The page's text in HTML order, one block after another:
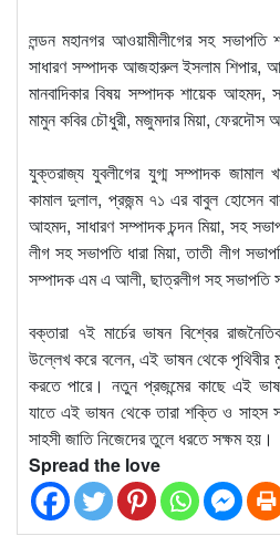
লন্ডন মহানগর আওয়ামীলীগের সহ
সাধারণ সম্পাদক আজহারুল ইসলাম শিপার,
মানবাদিকার বিষয় সম্পাদক শায়েক
মামুন কবির চৌধুরী, মজুমদার মিয়া, ফেরদৌস
যুক্তরাজ্য যুবলীগের যুগ্ম সম্পাদক জামাল
কামাল দুলাল, প্রজন্ম ৭১ এর বাবুল হোসেন
আহমদ, সাধারণ সম্পাদক চন্দন মিয়া, সহ
লীগ সহ সভাপতি ধারা মিয়া, তাতী লীগ
সম্পাদক এম এ আলী, ছাত্রলীগ সহ সভাপতি
বক্তারা ৭ই মার্চের ভাষন বিশ্বের
উল্লেখ করে বলেন, এই ভাষন থেকে পৃথিবীর
করতে পারে। নতুন প্রজন্মের কাছে এই
যাতে এই ভাষন থেকে তারা শক্তি ও সাহস
সাহসী জাতি নিজেদের তুলে ধরতে সক্ষম হয়।
Spread the love